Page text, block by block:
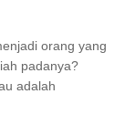
orang yang
padanya?
adalah